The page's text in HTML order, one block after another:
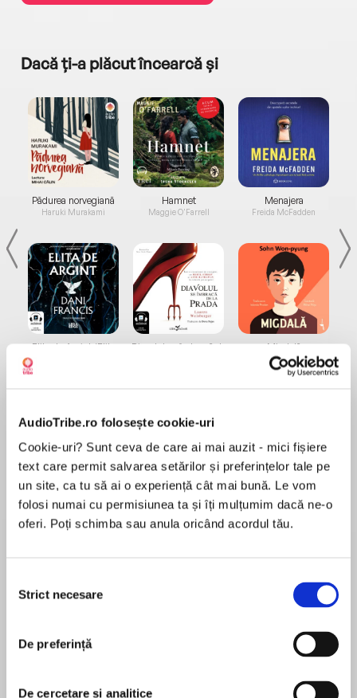
AudioTribe.ro folosește cookie-uri
Cookie-uri? Sunt ceva de care ai mai auzit - mici fișiere
text care permit salvarea setărilor și preferințelor tale pe
un site, ca tu să ai o experiență cât mai bună. Le vom
folosi numai cu permisiunea ta și îți mulțumim dacă ne-o
oferi. Poți schimba sau anula oricând acordul tău.
consimțământului
Strict necesare
De preferință
De cercetare și analitice
Dacă ți-a plăcut încearcă și
Pădurea norvegiană
Haruki Murakami
Elita de Argint (Elita
Hamnet
Maggie O'Farrell
Diavolul se îmbracă de
Menajera
Freida McFadden
Migdală
Sohn Won-pyung
Despre carte
Roman câștigător al Writer’s Prize for Fiction
2024, finalist la Women’s Prize for Fiction în
2024, desemnat drept una dintre cele mai bune
cărți ale anului 2023 de publicațiile The New
Weekly, ales de NPR 2023 în „Books We Love“.
Roman despre frumusețe și fragilitate, Pitulicea
este povestea unei familii irlandeze ale cărei
metamorfozează de-a lungul a trei generații:
În acest moment nu există recenzii